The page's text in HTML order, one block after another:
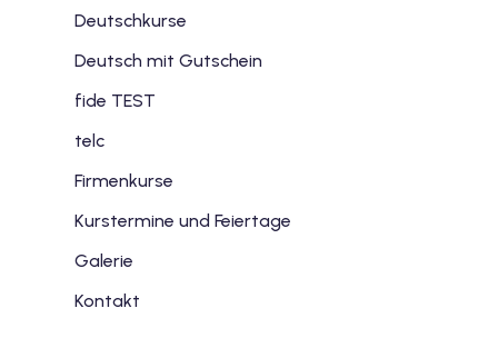
Deutschkurse
Deutsch mit Gutschein
fide TEST
telc
Firmenkurse
Kurstermine und Feiertage
Galerie
Kontakt